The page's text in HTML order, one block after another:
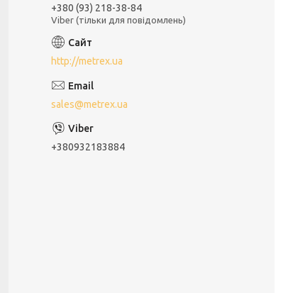
+380 (93) 218-38-84
Viber (тільки для повідомлень)
http://metrex.ua
sales@metrex.ua
+380932183884